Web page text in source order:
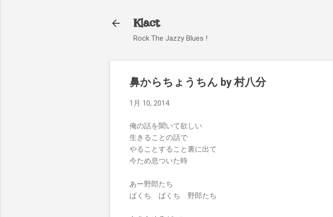
Klact
Rock The Jazzy Blues !
鼻からちょうちん by 村八分
1月 10, 2014
俺の話を聞いて欲しい
生きることの話で
やることすること裏に出て
今ため息ついた時
あー野郎たち
ばくち ばくち 野郎たち